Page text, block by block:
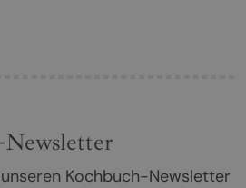
Kochbuch-Newsletter